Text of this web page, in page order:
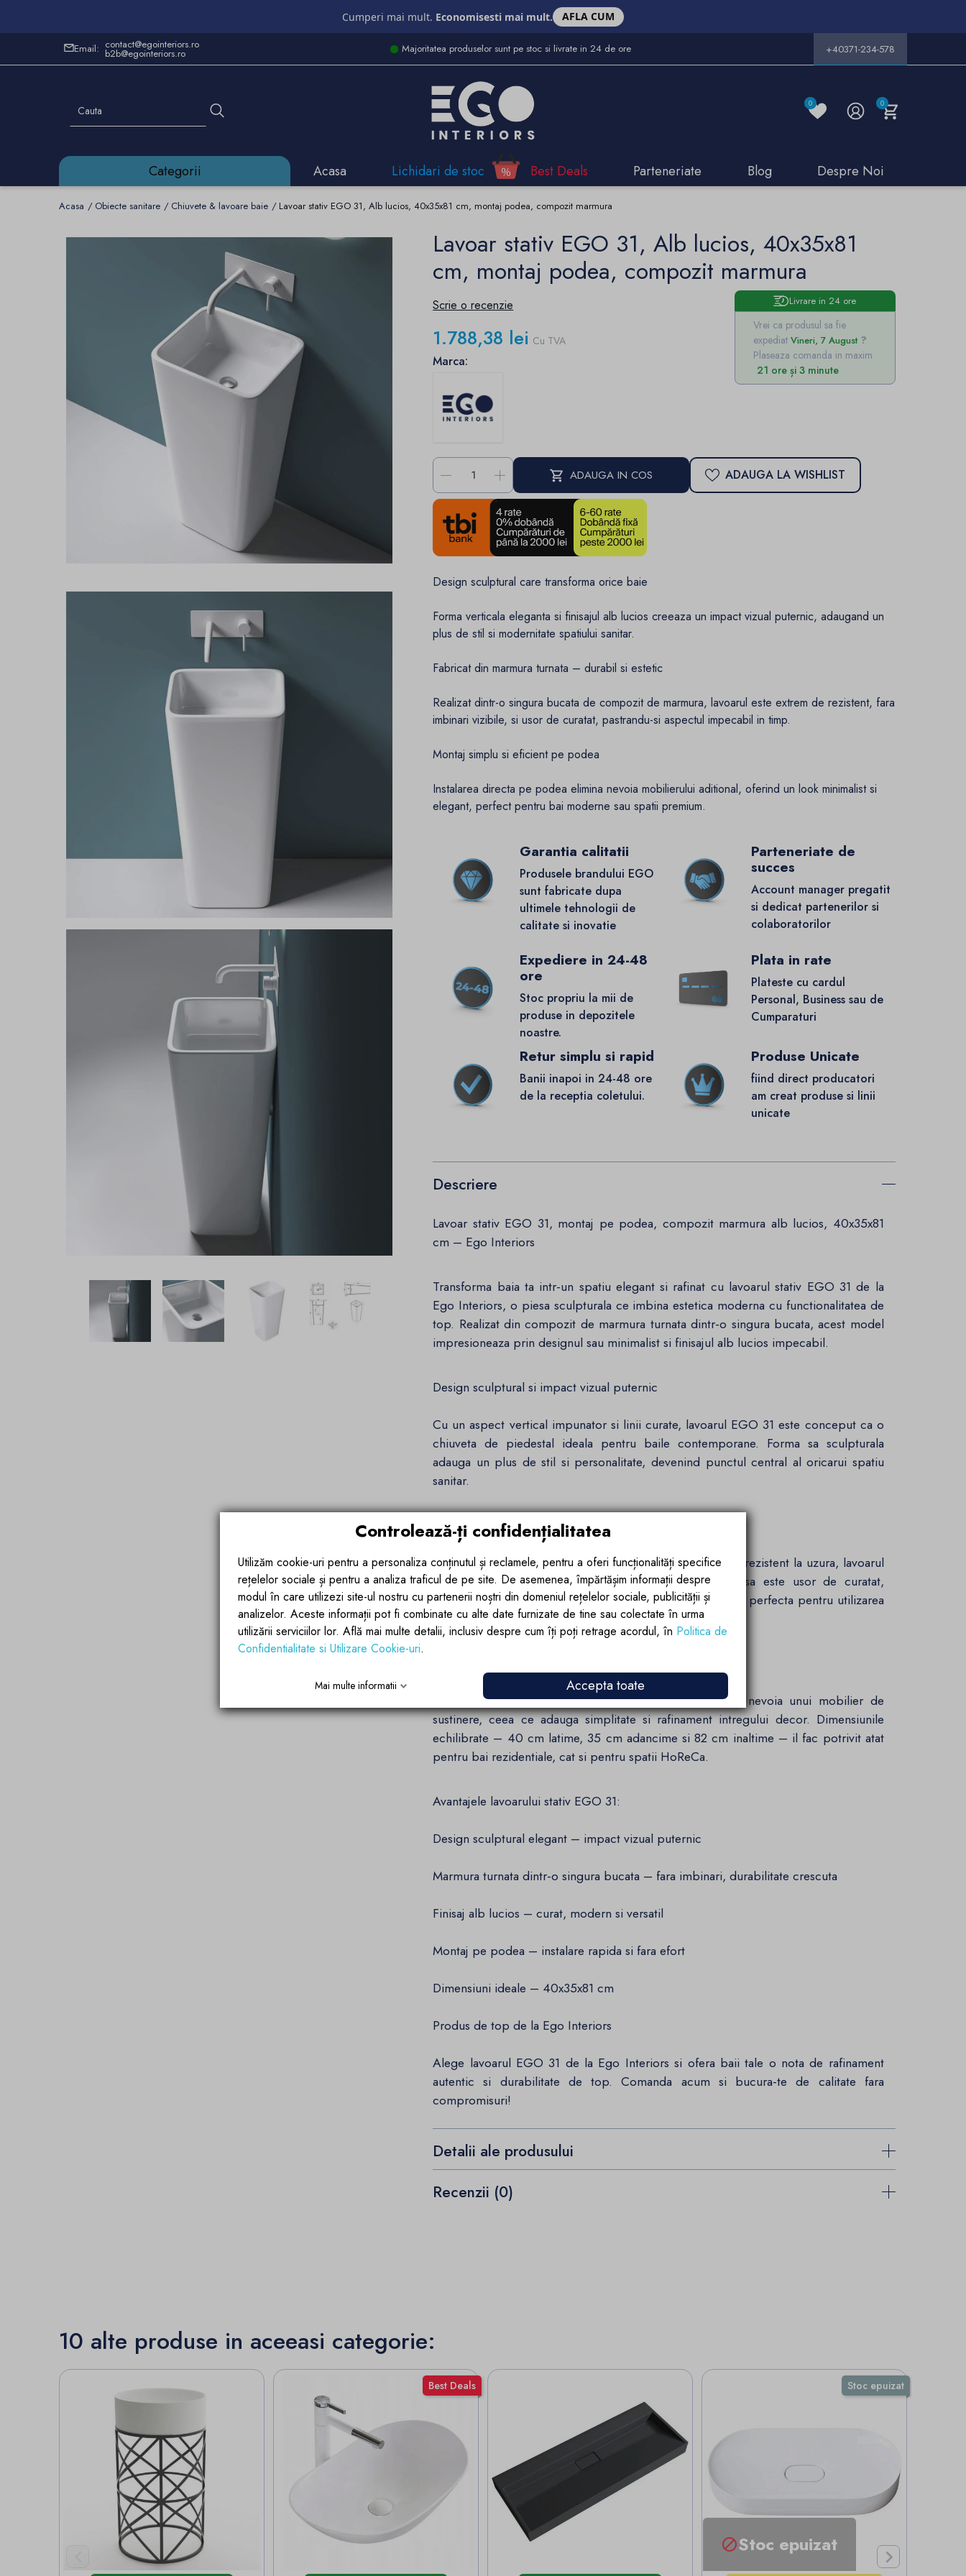
Cumperi mai mult. Economisesti mai mult. AFLA CUM
Email: contact@egointeriors.ro
b2b@egointeriors.ro Majoritatea produselor sunt pe stoc si livrate in 24 de ore +40371-234-578
0 0
Categorii Acasa Lichidari de stoc Best Deals Parteneriate Blog Despre Noi
Acasa Obiecte sanitare Chiuvete & lavoare baie Lavoar stativ EGO 31, Alb lucios, 40x35x81 cm, montaj podea, compozit marmura
Lavoar stativ EGO 31, Alb lucios, 40x35x81
cm, montaj podea, compozit marmura
Livrare in 24 ore
Vrei ca produsul sa fie
expediat Vineri, 7 August
Plaseaza comanda in maxim
21 ore și 3 minute
Scrie o recenzie
1.788,38 lei Cu TVA
Marca:
- + ADAUGA IN COS ADAUGA LA WISHLIST
Design sculptural care transforma orice baie
Forma verticala eleganta si finisajul alb lucios creeaza un impact vizual puternic, adaugand un
plus de stil si modernitate spatiului sanitar.
Fabricat din marmura turnata – durabil si estetic
Realizat dintr-o singura bucata de compozit de marmura, lavoarul este extrem de rezistent, fara
imbinari vizibile, si usor de curatat, pastrandu-si aspectul impecabil in timp.
Montaj simplu si eficient pe podea
Instalarea directa pe podea elimina nevoia mobilierului aditional, oferind un look minimalist si
elegant, perfect pentru bai moderne sau spatii premium.
Garantia calitatii
Produsele brandului EGO
sunt fabricate dupa
ultimele tehnologii de
calitate si inovatie
Parteneriate de
succes
Account manager pregatit
si dedicat partenerilor si
colaboratorilor
Expediere in 24-48
ore
Stoc propriu la mii de
produse in depozitele
noastre.
Plata in rate
Plateste cu cardul
Personal, Business sau de
Cumparaturi
Retur simplu si rapid
Banii inapoi in 24-48 ore
de la receptia coletului.
Produse Unicate
fiind direct producatori
am creat produse si linii
unicate
Descriere
Lavoar stativ EGO 31, montaj pe podea, compozit marmura alb lucios, 40x35x81
cm – Ego Interiors
Transforma baia ta intr-un spatiu elegant si rafinat cu lavoarul stativ EGO 31 de la
Ego Interiors, o piesa sculpturala ce imbina estetica moderna cu functionalitatea de
top. Realizat din compozit de marmura turnata dintr-o singura bucata, acest model
impresioneaza prin designul sau minimalist si finisajul alb lucios impecabil.
Design sculptural si impact vizual puternic
Cu un aspect vertical impunator si linii curate, lavoarul EGO 31 este conceput ca o
chiuveta de piedestal ideala pentru baile contemporane. Forma sa sculpturala
adauga un plus de stil si personalitate, devenind punctul central al oricarui spatiu
sanitar.
Material de inalta calitate si rezistenta superioara
Fabricat din compozit de marmura, un material durabil si rezistent la uzura, lavoarul
EGO 31 garanteaza o utilizare indelungata. Suprafata sa este usor de curatat,
rezistenta la pete si pastrata ca noua cu efort minim, fiind perfecta pentru utilizarea
zilnica.
Instalarea se face rapid si usor direct pe podea, fara nevoia unui mobilier de
sustinere, ceea ce adauga simplitate si rafinament intregului decor. Dimensiunile
echilibrate – 40 cm latime, 35 cm adancime si 82 cm inaltime – il fac potrivit atat
pentru bai rezidentiale, cat si pentru spatii HoReCa.
Avantajele lavoarului stativ EGO 31:
Design sculptural elegant – impact vizual puternic
Marmura turnata dintr-o singura bucata – fara imbinari, durabilitate crescuta
Finisaj alb lucios – curat, modern si versatil
Montaj pe podea – instalare rapida si fara efort
Dimensiuni ideale – 40x35x81 cm
Produs de top de la Ego Interiors
Alege lavoarul EGO 31 de la Ego Interiors si ofera baii tale o nota de rafinament
autentic si durabilitate de top. Comanda acum si bucura-te de calitate fara
compromisuri!
Detalii ale produsului
Recenzii (0)
10 alte produse in aceeasi categorie:
Best Deals Stoc epuizat
Stoc epuizat

Controlează-ți confidențialitatea
Utilizăm cookie-uri pentru a personaliza conținutul și reclamele, pentru a oferi funcționalități specifice
rețelelor sociale și pentru a analiza traficul de pe site. De asemenea, împărtășim informații despre
modul în care utilizezi site-ul nostru cu partenerii noștri din domeniul rețelelor sociale, publicității și
analizelor. Aceste informații pot fi combinate cu alte date furnizate de tine sau colectate în urma
utilizării serviciilor lor. Află mai multe detalii, inclusiv despre cum îți poți retrage acordul, în Politica de
Confidentialitate si Utilizare Cookie-uri.
Mai multe informatii Accepta toate